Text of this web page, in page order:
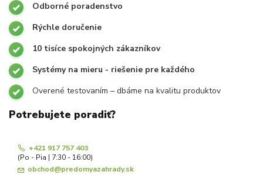
Odborné poradenstvo
Rýchle doručenie
10 tisíce spokojných zákazníkov
Systémy na mieru - riešenie pre každého
Overené testovaním – dbáme na kvalitu produktov
Potrebujete poradiť?
+421 917 757 403
(Po - Pia | 7:30 - 16:00)
obchod@predomyazahrady.sk